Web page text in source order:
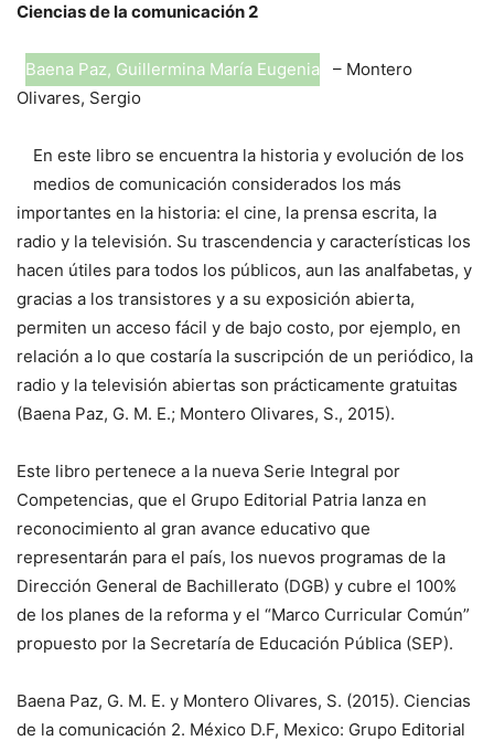
Ciencias de la comunicación 2
Baena Paz, Guillermina María Eugenia
– Montero
Olivares, Sergio
En este libro se encuentra la historia y evolución de los
medios de comunicación considerados los más
importantes en la historia: el cine, la prensa escrita, la
radio y la televisión. Su trascendencia y características los
hacen útiles para todos los públicos, aun las analfabetas, y
gracias a los transistores y a su exposición abierta,
permiten un acceso fácil y de bajo costo, por ejemplo, en
relación a lo que costaría la suscripción de un periódico, la
radio y la televisión abiertas son prácticamente gratuitas
(Baena Paz, G. M. E.; Montero Olivares, S., 2015).
Este libro pertenece a la nueva Serie Integral por
Competencias, que el Grupo Editorial Patria lanza en
reconocimiento al gran avance educativo que
representarán para el país, los nuevos programas de la
Dirección General de Bachillerato (DGB) y cubre el 100%
de los planes de la reforma y el “Marco Curricular Común”
propuesto por la Secretaría de Educación Pública (SEP).
Baena Paz, G. M. E. y Montero Olivares, S. (2015). Ciencias
de la comunicación 2. México D.F, Mexico: Grupo Editorial